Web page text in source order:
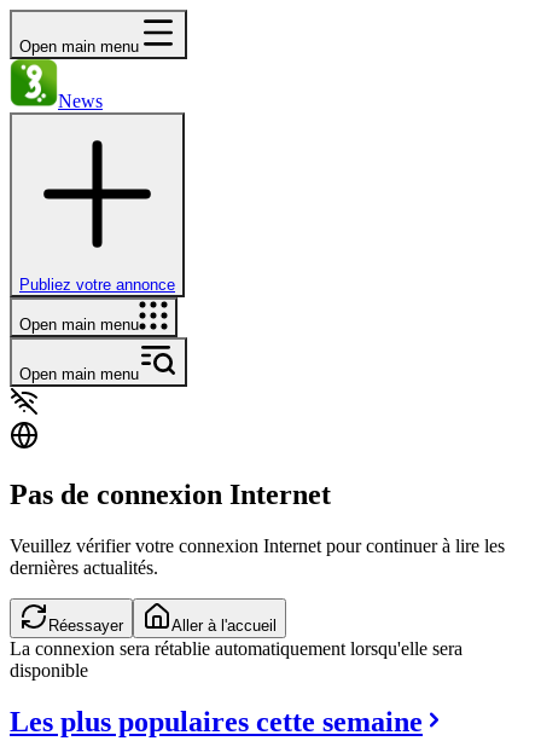
Open main menu
News
Publiez votre annonce
Open main menu
Open main menu
Pas de connexion Internet
Veuillez vérifier votre connexion Internet pour continuer à lire les
dernières actualités.
Réessayer Aller à l'accueil
La connexion sera rétablie automatiquement lorsqu'elle sera
disponible
Les plus populaires cette semaine